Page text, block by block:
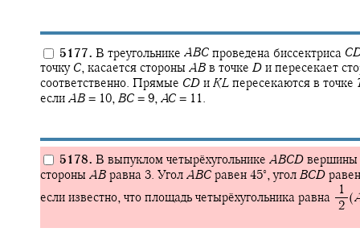
5177. В треугольнике ABC проведена биссектриса C
точку C, касается стороны AB в точке D и пересекает
соответственно. Прямые CD и KL пересекаются в точке
если AB = 10, BC = 9, AC = 11.
5178. В выпуклом четырёхугольнике ABCD вершины
стороны AB равна 3. Угол ABC равен 45‍∘ ,угол BCD
если известно, что площадь четырёхугольника равна
‍ 1
‍ 2
(